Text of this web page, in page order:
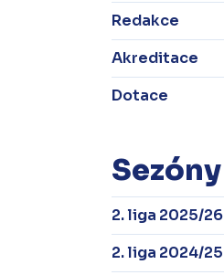
Redakce
Akreditace
Dotace
Sezóny
2. liga 2025/26
2. liga 2024/25